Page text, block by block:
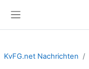
KvFG.net Nachrichten